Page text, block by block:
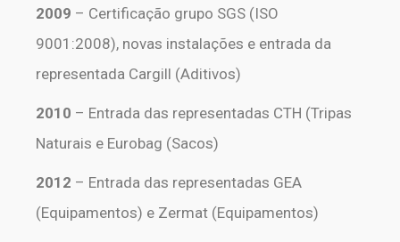
2009 – Certificação grupo SGS (ISO
9001:2008), novas instalações e entrada da
representada Cargill (Aditivos)
2010 – Entrada das representadas CTH (Tripas
Naturais e Eurobag (Sacos)
2012 – Entrada das representadas GEA
(Equipamentos) e Zermat (Equipamentos)